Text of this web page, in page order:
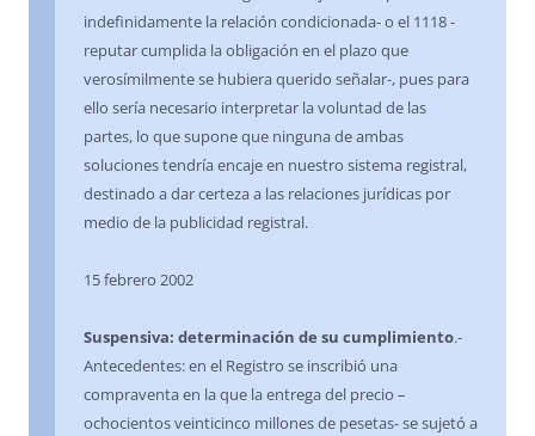
indefinidamente la relación condicionada- o el 1118 -
reputar cumplida la obligación en el plazo que
verosímilmente se hubiera querido señalar-, pues para
ello sería necesario interpretar la voluntad de las
partes, lo que supone que ninguna de ambas
soluciones tendría encaje en nuestro sistema registral,
destinado a dar certeza a las relaciones jurídicas por
medio de la publicidad registral.
15 febrero 2002
Suspensiva: determinación de su cumplimiento.-
Antecedentes: en el Registro se inscribió una
compraventa en la que la entrega del precio –
ochocientos veinticinco millones de pesetas- se sujetó a